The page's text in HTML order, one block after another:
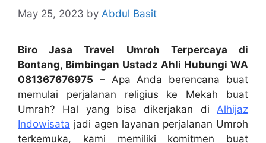
May 25, 2023 by Abdul Basit
Biro Jasa Travel Umroh Terpercaya di
Bontang, Bimbingan Ustadz Ahli Hubungi WA
081367676975 – Apa Anda berencana buat
memulai perjalanan religius ke Mekah buat
Umrah? Hal yang bisa dikerjakan di Alhijaz
Indowisata jadi agen layanan perjalanan Umroh
terkemuka, kami memiliki komitmen buat